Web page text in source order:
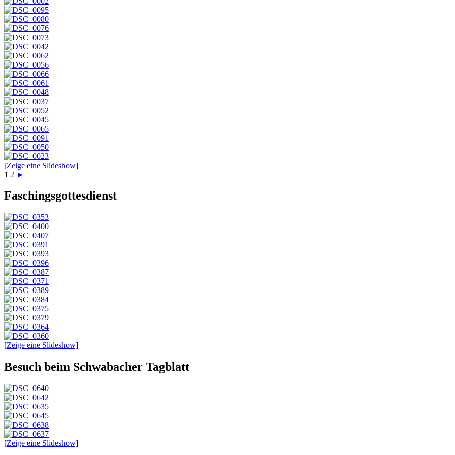
[Zeige eine Slideshow]
1 2 ►
Faschingsgottesdienst
[Zeige eine Slideshow]
Besuch beim Schwabacher Tagblatt
[Zeige eine Slideshow]